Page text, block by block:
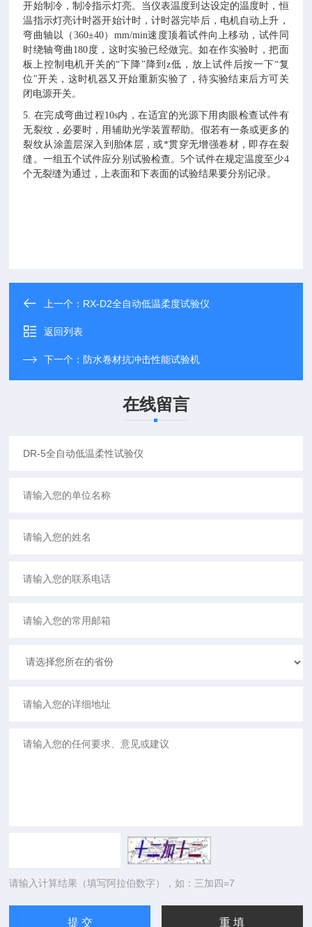
开始制冷，制冷指示灯亮。当仪表温度到达设定的温度时，恒
温指示灯亮计时器开始计时，计时器完毕后，电机自动上升，
弯曲轴以（360±40）mm/min速度顶着试件向上移动，试件同
时绕轴弯曲180度，这时实验已经做完。如在作实验时，把面
板上控制电机开关的“下降"降到z低，放上试件后按一下“复
位"开关，这时机器又开始重新实验了，待实验结束后方可关
闭电源开关。
5. 在完成弯曲过程10s内，在适宜的光源下用肉眼检查试件有
无裂纹，必要时，用辅助光学装置帮助。假若有一条或更多的
裂纹从涂盖层深入到胎体层，或*贯穿无增强卷材，即存在裂
缝。一组五个试件应分别试验检查。5个试件在规定温度至少4
个无裂缝为通过，上表面和下表面的试验结果要分别记录。
上一个： RX-D2全自动低温柔度试验仪
返回列表
下一个： 防水卷材抗冲击性能试验机
在线留言
请输入计算结果（填写阿拉伯数字），如：三加四=7